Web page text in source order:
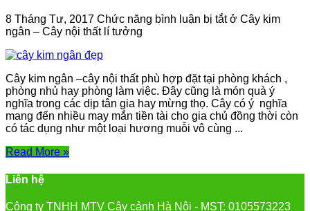
8 Tháng Tư, 2017 Chức năng bình luận bị tắtở Cây kim
ngân – Cây nội thất lí tưởng
Cây kim ngân –cây nội thất phù hợp đặt tại phòng khách ,
phòng nhủ hay phòng làm việc. Đây cũng là món quà ý
nghĩa trong các dịp tân gia hay mừng thọ. Cây có ý nghĩa
mang đến nhiều may mắn tiền tài cho gia chủ đồng thời còn
có tác dụng như một loại hương muỗi vô cùng ...
Read More »
Liên hệ
Công ty TNHH MTV Cây cảnh Hà Nội - MST: 0105573223